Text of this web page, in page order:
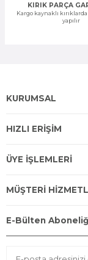
KIRIK PARÇA
Kargo kaynaklı
yapılır
KURUMSAL
HIZLI ERİŞİM
ÜYE İŞLEMLERİ
MÜŞTERİ
E-Bülten